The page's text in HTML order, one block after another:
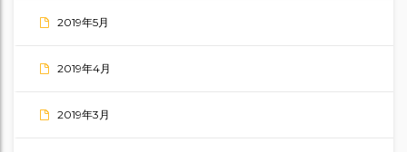
2019年5月
2019年4月
2019年3月